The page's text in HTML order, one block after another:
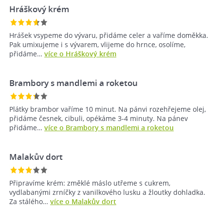
Hráškový krém
Hrášek vsypeme do vývaru, přidáme celer a vaříme doměkka.
Pak umixujeme i s vývarem, vlijeme do hrnce, osolíme,
přidáme… více o Hráškový krém
Brambory s mandlemi a roketou
Plátky brambor vaříme 10 minut. Na pánvi rozehřejeme olej,
přidáme česnek, cibuli, opékáme 3-4 minuty. Na pánev
přidáme… více o Brambory s mandlemi a roketou
Malakův dort
Připravíme krém: změklé máslo utřeme s cukrem,
vydlabanými zrníčky z vanilkového lusku a žloutky dohladka.
Za stálého… více o Malakův dort